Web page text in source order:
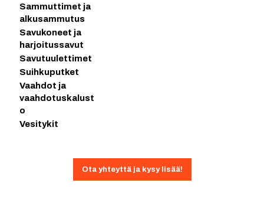
Sammuttimet ja
alkusammutus
Savukoneet ja
harjoitussavut
Savutuulettimet
Suihkuputket
Vaahdot ja
vaahdotuskalust
o
Vesitykit
Ota yhteyttä ja kysy lisää!